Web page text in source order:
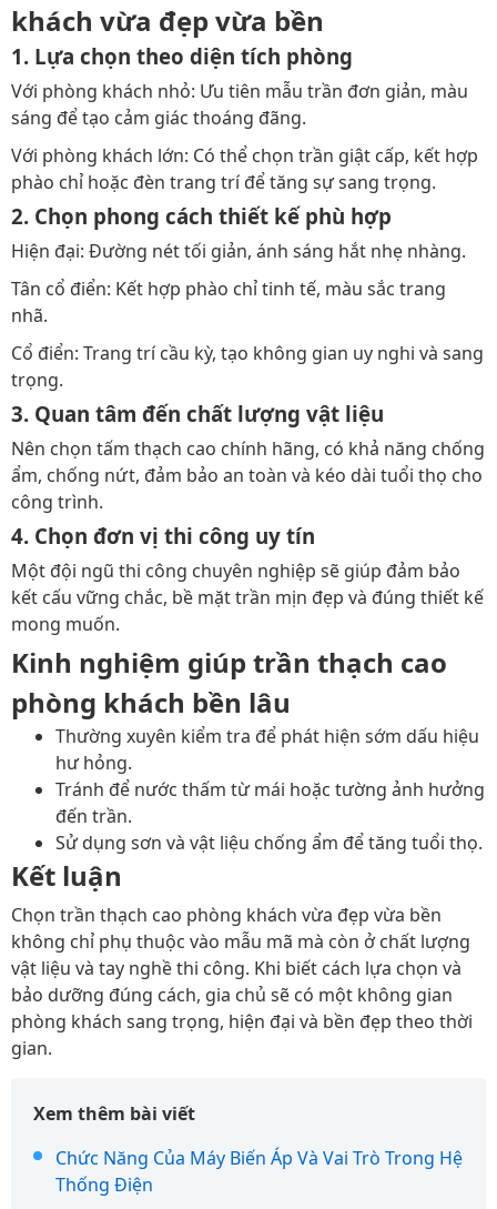
khách vừa đẹp vừa bền
1. Lựa chọn theo diện tích phòng
Với phòng khách nhỏ: Ưu tiên mẫu trần đơn giản, màu
sáng để tạo cảm giác thoáng đãng.
Với phòng khách lớn: Có thể chọn trần giật cấp, kết hợp
phào chỉ hoặc đèn trang trí để tăng sự sang trọng.
2. Chọn phong cách thiết kế phù hợp
Hiện đại: Đường nét tối giản, ánh sáng hắt nhẹ nhàng.
Tân cổ điển: Kết hợp phào chỉ tinh tế, màu sắc trang
nhã.
Cổ điển: Trang trí cầu kỳ, tạo không gian uy nghi và sang
trọng.
3. Quan tâm đến chất lượng vật liệu
Nên chọn tấm thạch cao chính hãng, có khả năng chống
ẩm, chống nứt, đảm bảo an toàn và kéo dài tuổi thọ cho
công trình.
4. Chọn đơn vị thi công uy tín
Một đội ngũ thi công chuyên nghiệp sẽ giúp đảm bảo
kết cấu vững chắc, bề mặt trần mịn đẹp và đúng thiết kế
mong muốn.
Kinh nghiệm giúp trần thạch cao
phòng khách bền lâu
Thường xuyên kiểm tra để phát hiện sớm dấu hiệu
hư hỏng.
Tránh để nước thấm từ mái hoặc tường ảnh hưởng
đến trần.
Sử dụng sơn và vật liệu chống ẩm để tăng tuổi thọ.
Kết luận
Chọn trần thạch cao phòng khách vừa đẹp vừa bền
không chỉ phụ thuộc vào mẫu mã mà còn ở chất lượng
vật liệu và tay nghề thi công. Khi biết cách lựa chọn và
bảo dưỡng đúng cách, gia chủ sẽ có một không gian
phòng khách sang trọng, hiện đại và bền đẹp theo thời
gian.
Xem thêm bài viết
Chức Năng Của Máy Biến Áp Và Vai Trò Trong Hệ
Thống Điện